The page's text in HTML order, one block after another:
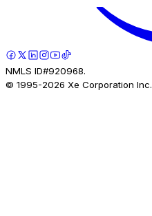
NMLS ID#920968.
© 1995-2026 Xe Corporation Inc.